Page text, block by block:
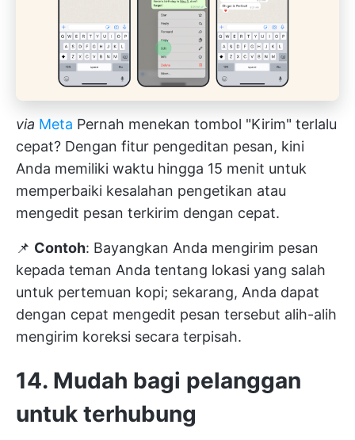
via Meta Pernah menekan tombol "Kirim" terlalu
cepat? Dengan fitur pengeditan pesan, kini
Anda memiliki waktu hingga 15 menit untuk
memperbaiki kesalahan pengetikan atau
mengedit pesan terkirim dengan cepat.
📌 Contoh: Bayangkan Anda mengirim pesan
kepada teman Anda tentang lokasi yang salah
untuk pertemuan kopi; sekarang, Anda dapat
dengan cepat mengedit pesan tersebut alih-alih
mengirim koreksi secara terpisah.
14. Mudah bagi pelanggan
untuk terhubung